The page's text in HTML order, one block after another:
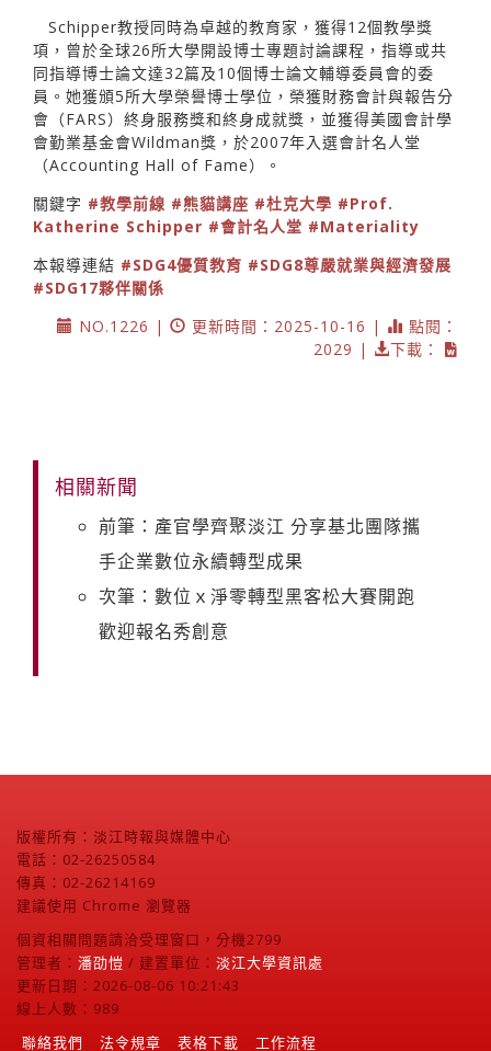
Schipper教授同時為卓越的教育家，獲得12個教學獎
項，曾於全球26所大學開設博士專題討論課程，指導或共
同指導博士論文達32篇及10個博士論文輔導委員會的委
員。她獲頒5所大學榮譽博士學位，榮獲財務會計與報告分
會（FARS）終身服務獎和終身成就獎，並獲得美國會計學
會勤業基金會Wildman獎，於2007年入選會計名人堂
（Accounting Hall of Fame）。
關鍵字 #教學前線 #熊貓講座 #杜克大學 #Prof.
Katherine Schipper #會計名人堂 #Materiality
本報導連結 #SDG4優質教育 #SDG8尊嚴就業與經濟發展
#SDG17夥伴關係
NO.1226 |
更新時間：2025-10-16 |
點閱：
2029 |
下載：
相關新聞
前筆：產官學齊聚淡江 分享基北團隊攜
手企業數位永續轉型成果
次筆：數位ｘ淨零轉型黑客松大賽開跑
歡迎報名秀創意
版權所有：淡江時報與媒體中心
電話：02-26250584
傳真：02-26214169
建議使用 Chrome 瀏覽器
個資相關問題請洽受理窗口，分機2799
管理者： 潘劭愷 / 建置單位： 淡江大學資訊處
更新日期：2026-08-06 10:21:43
線上人數：989
聯絡我們
法令規章 表格下載 工作流程